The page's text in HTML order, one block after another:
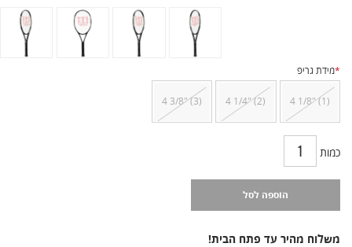
*מידת גריפ
4 1/8" (1)
4 1/4" (2)
4 3/8" (3)
כמות
הוספה לסל
משלוח מהיר עד פתח הבית!